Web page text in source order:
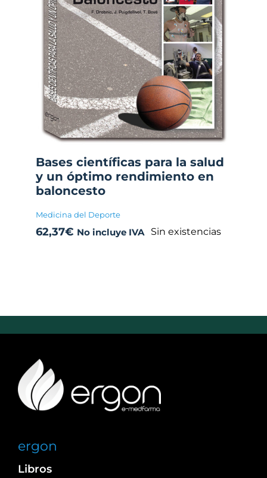
Bases científicas para la salud
y un óptimo rendimiento en
baloncesto
Medicina del Deporte
62,37€ No incluye IVA Sin existencias
ergon
Libros